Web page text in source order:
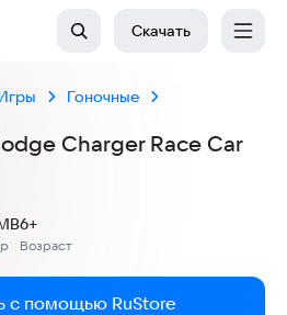
Скачать
Гоночные
Charger Race Car
Возраст
6+
с помощью RuStore